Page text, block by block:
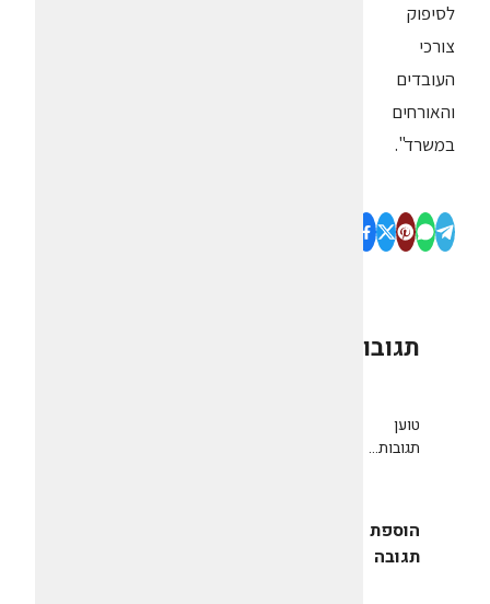
לסיפוק
צורכי
העובדים
והאורחים
במשרד".
תגובות
טוען
תגובות...
הוספת
תגובה